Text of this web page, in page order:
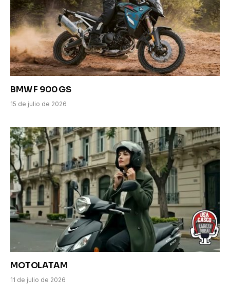
BMW F 900 GS
15 de julio de 2026
MOTOLATAM
11 de julio de 2026